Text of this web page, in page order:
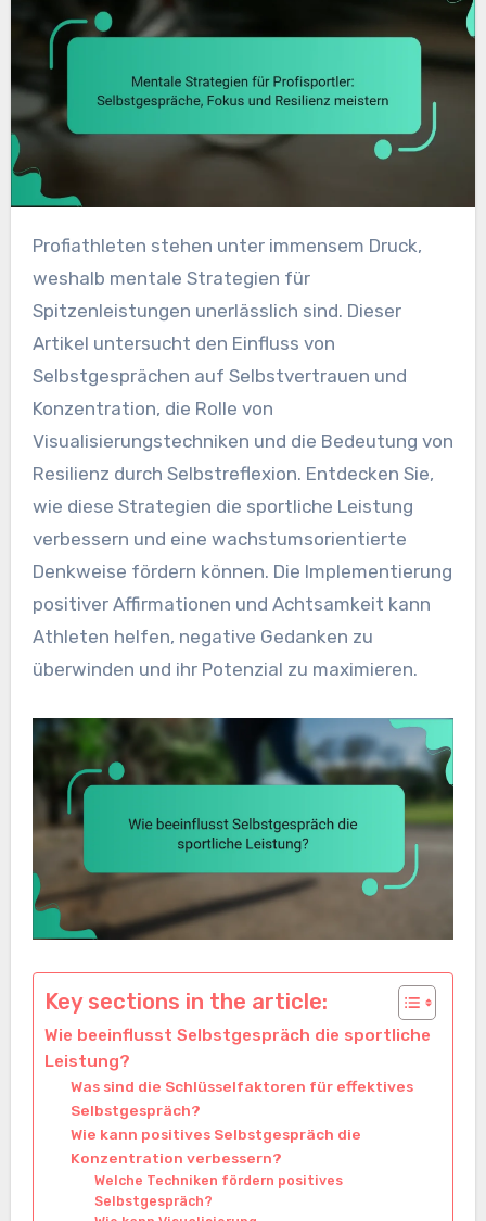
Profiathleten stehen unter immensem Druck,
weshalb mentale Strategien für
Spitzenleistungen unerlässlich sind. Dieser
Artikel untersucht den Einfluss von
Selbstgesprächen auf Selbstvertrauen und
Konzentration, die Rolle von
Visualisierungstechniken und die Bedeutung von
Resilienz durch Selbstreflexion. Entdecken Sie,
wie diese Strategien die sportliche Leistung
verbessern und eine wachstumsorientierte
Denkweise fördern können. Die Implementierung
positiver Affirmationen und Achtsamkeit kann
Athleten helfen, negative Gedanken zu
überwinden und ihr Potenzial zu maximieren.
Key sections in the article:
Wie beeinflusst Selbstgespräch die sportliche
Leistung?
Was sind die Schlüsselfaktoren für effektives
Selbstgespräch?
Wie kann positives Selbstgespräch die
Konzentration verbessern?
Welche Techniken fördern positives
Selbstgespräch?